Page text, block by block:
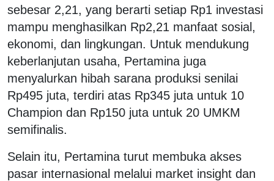
sebesar 2,21, yang berarti setiap Rp1 investasi
mampu menghasilkan Rp2,21 manfaat sosial,
ekonomi, dan lingkungan. Untuk mendukung
keberlanjutan usaha, Pertamina juga
menyalurkan hibah sarana produksi senilai
Rp495 juta, terdiri atas Rp345 juta untuk 10
Champion dan Rp150 juta untuk 20 UMKM
semifinalis.
Selain itu, Pertamina turut membuka akses
pasar internasional melalui market insight dan